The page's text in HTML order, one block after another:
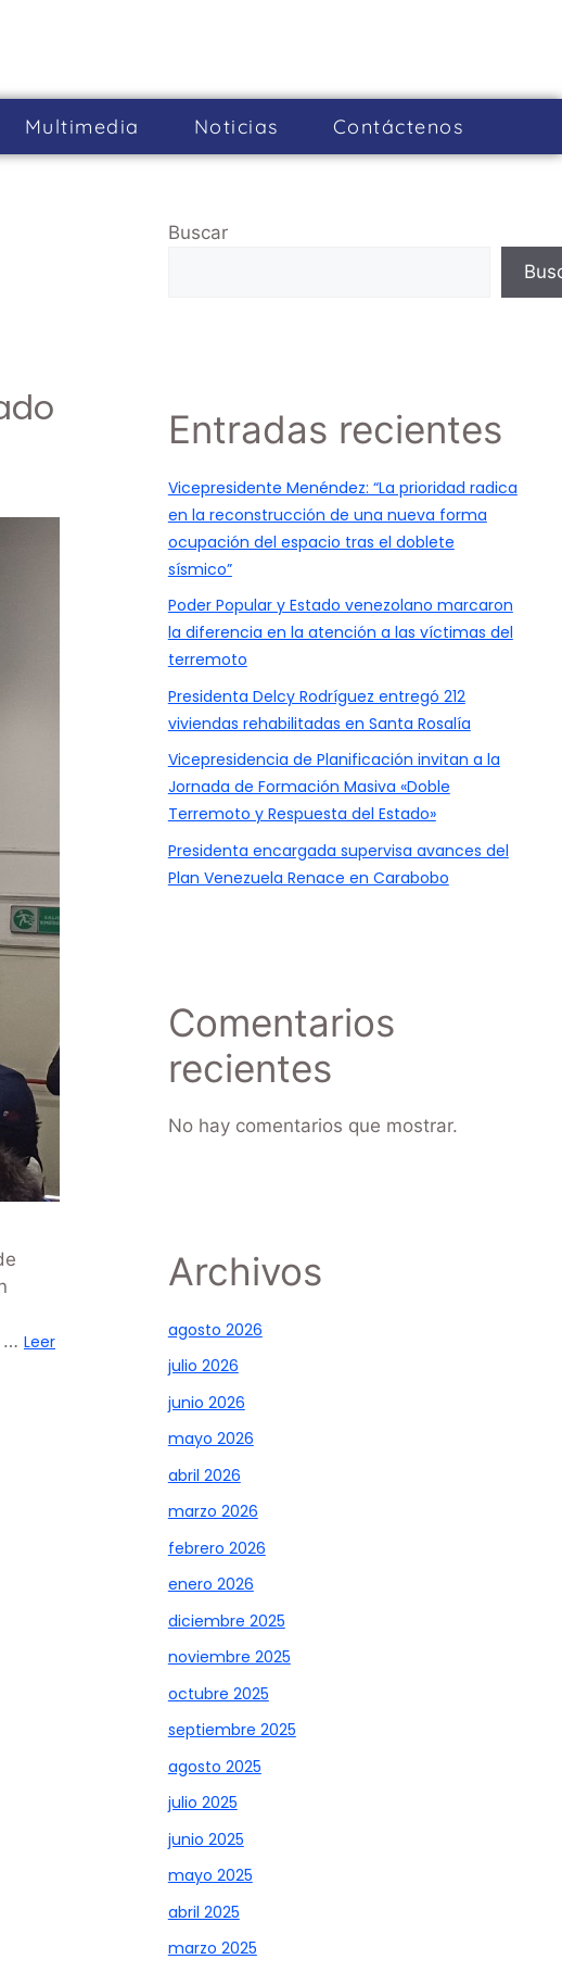
Multimedia Noticias Cont­áctenos
… Leer
Buscar
Entradas recientes
Vicepresidente Menéndez: “La prioridad radica
en la reconstrucción de una nueva forma
ocupación del espacio tras el doblete
sísmico”
Poder Popular y Estado venezolano marcaron
la diferencia en la atención a las víctimas del
terremoto
Presidenta Delcy Rodríguez entregó 212
viviendas rehabilitadas en Santa Rosalía
Vicepresidencia de Planificación invitan a la
Jornada de Formación Masiva «Doble
Terremoto y Respuesta del Estado»
Presidenta encargada supervisa avances del
Plan Venezuela Renace en Carabobo
Comentarios
recientes
No hay comentarios que mostrar.
Archivos
agosto 2026
julio 2026
junio 2026
mayo 2026
abril 2026
marzo 2026
febrero 2026
enero 2026
diciembre 2025
noviembre 2025
octubre 2025
septiembre 2025
agosto 2025
julio 2025
junio 2025
mayo 2025
abril 2025
marzo 2025